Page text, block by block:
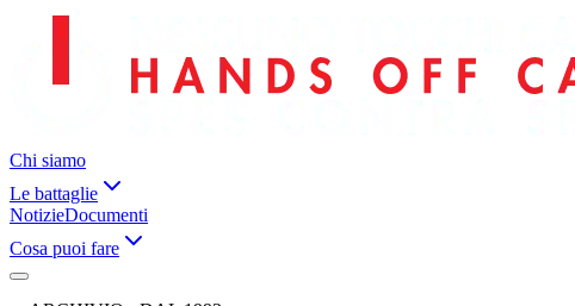
Chi siamo
Le battaglie
NotizieDocumenti
Cosa puoi fare